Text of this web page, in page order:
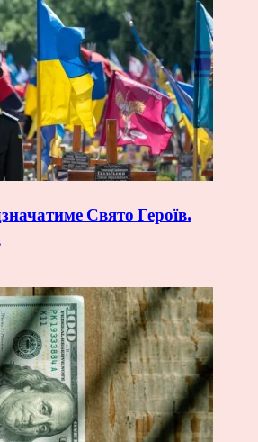
Свято Героїв.